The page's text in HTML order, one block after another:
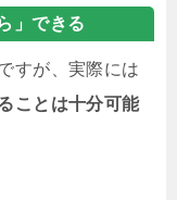
」できる
すが、実際には
ことは十分可能